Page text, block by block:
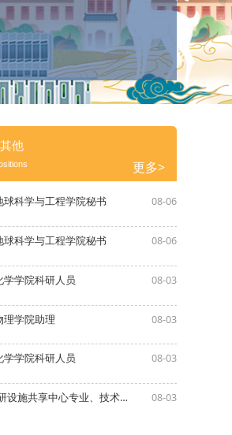
他
更多>
球科学与工程学院秘书 08-06
球科学与工程学院秘书 08-06
学学院科研人员 08-03
理学院助理 08-03
学学院科研人员 08-03
招聘公告XZ2026-143科研设施共享中心专业、技术人员 08-03